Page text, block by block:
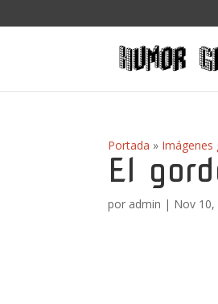
Portada » Imágenes
El
por admin | Nov 10,